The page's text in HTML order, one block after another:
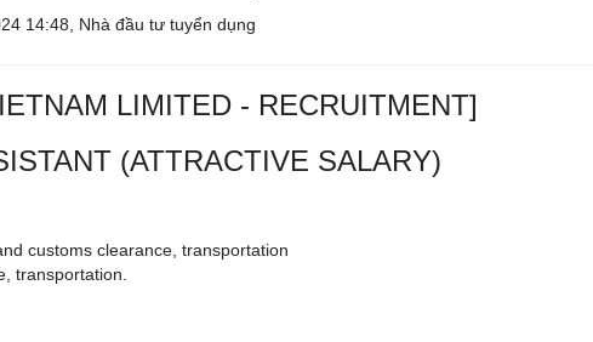
14:48, Nhà đầu tư tuyển dụng
LIMITED - RECRUITMENT]
(ATTRACTIVE SALARY)
customs clearance, transportation
transportation.